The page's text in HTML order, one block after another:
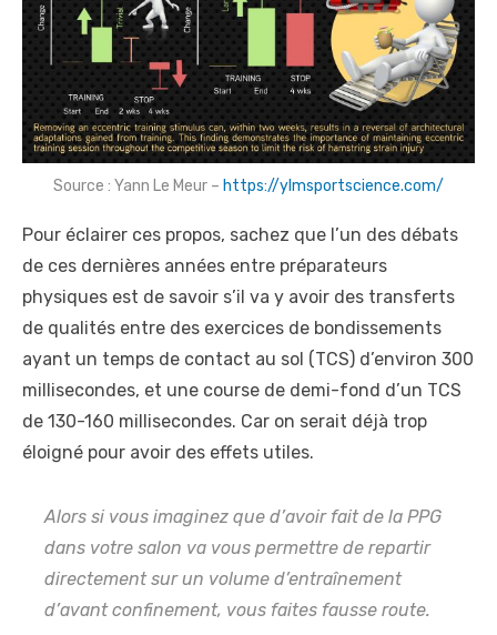
Source : Yann Le Meur – https://ylmsportscience.com/
Pour éclairer ces propos, sachez que l’un des débats
de ces dernières années entre préparateurs
physiques est de savoir s’il va y avoir des transferts
de qualités entre des exercices de bondissements
ayant un temps de contact au sol (TCS) d’environ 300
millisecondes, et une course de demi-fond d’un TCS
de 130-160 millisecondes. Car on serait déjà trop
éloigné pour avoir des effets utiles.
Alors si vous imaginez que d’avoir fait de la PPG
dans votre salon va vous permettre de repartir
directement sur un volume d’entraînement
d’avant confinement, vous faites fausse route.